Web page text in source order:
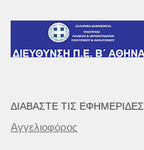
ΔΙΑΒΆΣΤΕ ΤΙΣ ΕΦΗΜΕΡΊΔΕΣ
Αγγελιοφόρος